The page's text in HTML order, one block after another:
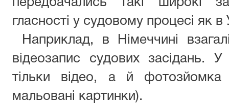
передбачались такі широкі
гласності у судовому процесі як в
Наприклад, в Німеччині
відеозапис судових
тільки відео, а й фотозйомка
мальовані картинки).